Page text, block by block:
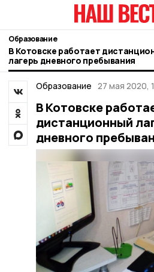
Образование
В Котовске работает
лагерь дневного пребывания
Образование 27 мая 2020,
В Котовске
дистанционный
дневного